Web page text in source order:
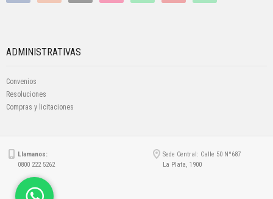
ADMINISTRATIVAS
Convenios
Resoluciones
Compras y licitaciones
Llamanos:
0800 222 5262
Sede Central: Calle 50 Nº687
La Plata, 1900